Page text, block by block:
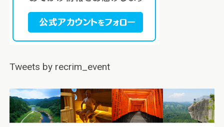
Tweets by recrim_event